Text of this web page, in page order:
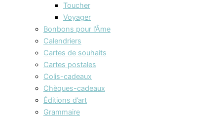
Toucher
Voyager
Bonbons pour l’Âme
Calendriers
Cartes de souhaits
Cartes postales
Colis-cadeaux
Chèques-cadeaux
Éditions d’art
Grammaire